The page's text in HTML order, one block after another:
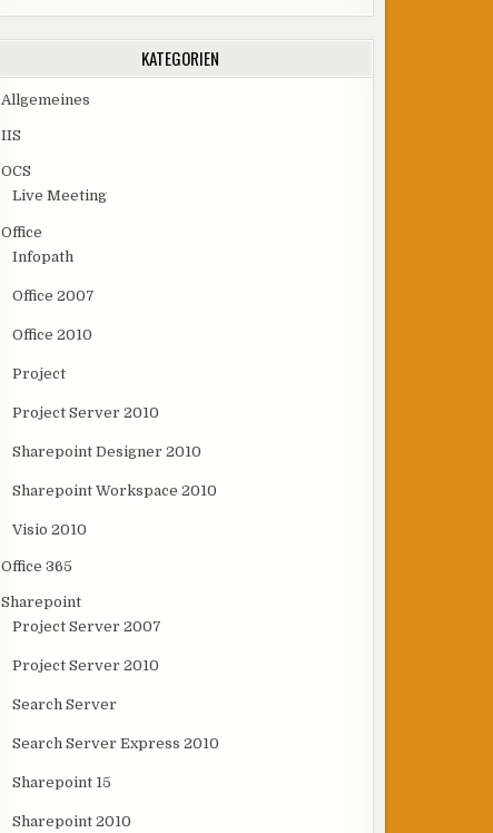
KATEGORIEN
Allgemeines
IIS
OCS
Live Meeting
Office
Infopath
Office 2007
Office 2010
Project
Project Server 2010
Sharepoint Designer 2010
Sharepoint Workspace 2010
Visio 2010
Office 365
Sharepoint
Project Server 2007
Project Server 2010
Search Server
Search Server Express 2010
Sharepoint 15
Sharepoint 2010